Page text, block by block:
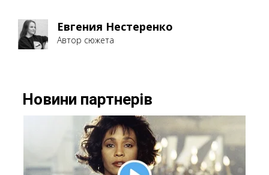
Евгения Нестеренко
Автор сюжета